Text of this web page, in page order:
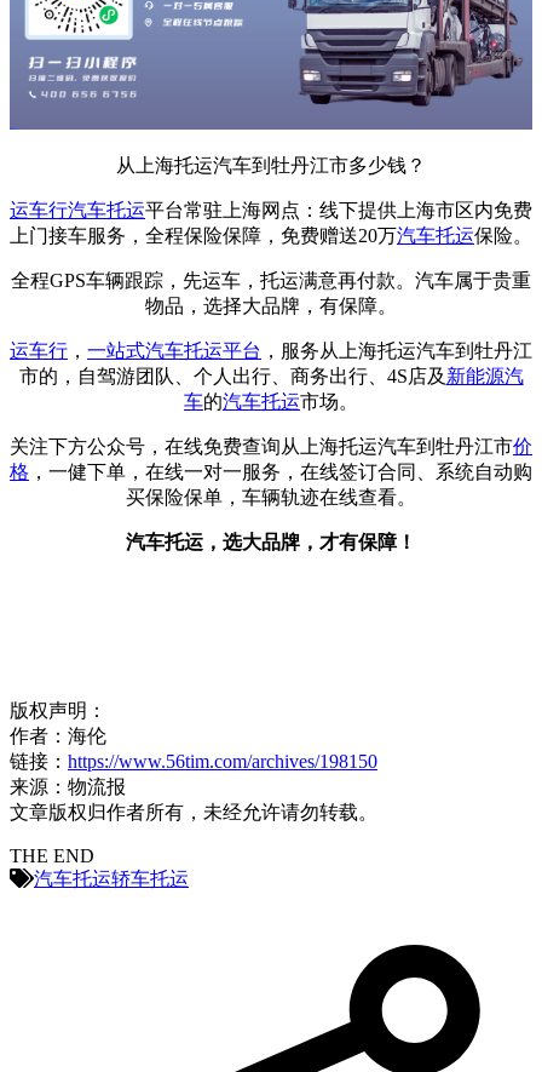
从上海托运汽车到牡丹江市多少钱？
运车行汽车托运平台常驻上海网点：线下提供上海市区内免费
上门接车服务，全程保险保障，免费赠送20万汽车托运保险。
全程GPS车辆跟踪，先运车，托运满意再付款。汽车属于贵重
物品，选择大品牌，有保障。
运车行 ， 一站式汽车托运平台 ，服务从上海托运汽车到牡丹江
市的，自驾游团队、个人出行、商务出行、4S店及 新能源汽
车的汽车托运市场。
关注下方公众号，在线免费查询从上海托运汽车到牡丹江市价
格 ，一健下单，在线一对一服务，在线签订合同、系统自动购
买保险保单，车辆轨迹在线查看。
汽车托运，选大品牌，才有保障！
版权声明：
作者：海伦
链接： https://www.56tim.com/archives/198150
来源：物流报
文章版权归作者所有，未经允许请勿转载。
THE END
汽车托运轿车托运